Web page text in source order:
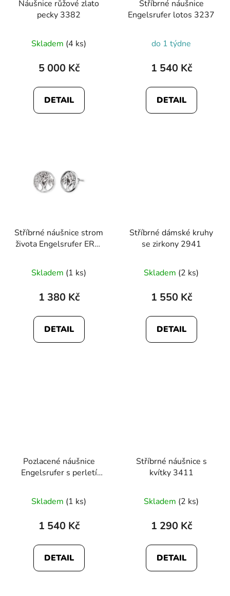
Náušnice růžové zlato
pecky 3382
Skladem (4 ks)
5 000 Kč
DETAIL
Stříbrné náušnice
Engelsrufer lotos 3237
do 1 týdne
1 540 Kč
DETAIL
Stříbrné náušnice strom
života Engelsrufer ERE-
Skladem (1 ks)
1 380 Kč
DETAIL
Stříbrné dámské kruhy
se zirkony 2941
Skladem (2 ks)
1 550 Kč
DETAIL
Pozlacené náušnice
Engelsrufer s perletí
Skladem (1 ks)
1 540 Kč
DETAIL
Stříbrné náušnice s
kvítky 3411
Skladem (2 ks)
1 290 Kč
DETAIL